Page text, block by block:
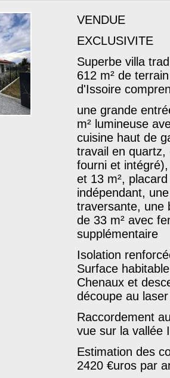
VENDUE
EXCLUSIVITE
Superbe villa
612 m² de
d'Issoire
une grande
m² lumineuse
cuisine haut de
travail en quartz,
fourni et
et 13 m²,
indépendant,
traversante, une
de 33 m² avec
supplémentaire
Isolation
Surface
Chenaux et
découpe au
Raccordement
vue sur la vallée
Estimation des
2420 €uros par